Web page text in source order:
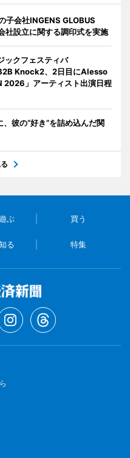
子会社INGENS GLOBUS
社設立に関する調印式を実施
ックフェスティバ
、2日目にAlesso
」アーティスト出演日程
彼の“好き”を詰め込んだ関
ぶ 買う
る 特集